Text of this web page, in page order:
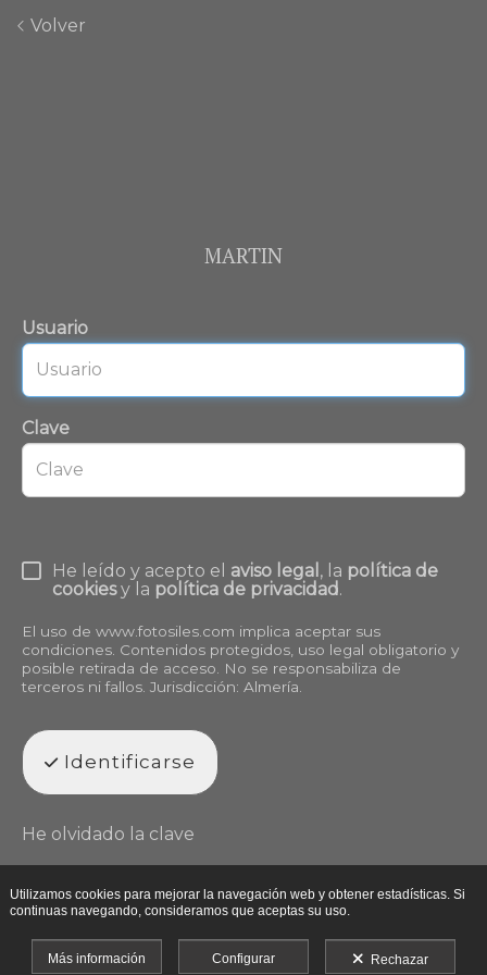
Volver
MARTIN
Usuario
Clave
He leído y acepto el aviso legal , la política de
cookiesy la política de privacidad.
El uso de www.fotosiles.com implica aceptar sus
condiciones. Contenidos protegidos, uso legal obligatorio y
posible retirada de acceso. No se responsabiliza de
terceros ni fallos. Jurisdicción: Almería.
Identificarse
He olvidado la clave
Utilizamos cookies para mejorar la navegación web y obtener estadísticas. Si
continuas navegando, consideramos que aceptas su uso.
Más información Configurar Rechazar